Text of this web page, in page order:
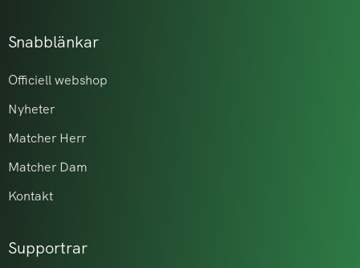
Snabblänkar
Officiell webshop
Nyheter
Matcher Herr
Matcher Dam
Kontakt
Supportrar